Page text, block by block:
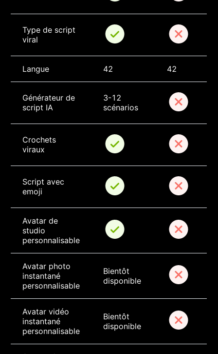
Type de script
viral
Langue 42 42
Générateur de
script IA
3-12
scénarios
Crochets
viraux
Script avec
emoji
Avatar de
studio
personnalisable
Avatar photo
instantané
personnalisable
Bientôt
disponible
Avatar vidéo
instantané
personnalisable
Bientôt
disponible